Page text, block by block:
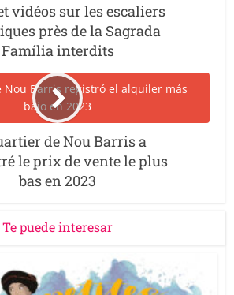
vidéos sur les escaliers
près de la Sagrada
Família interdits
de Nou Barris a
le prix de vente le plus
bas en 2023
Te puede interesar